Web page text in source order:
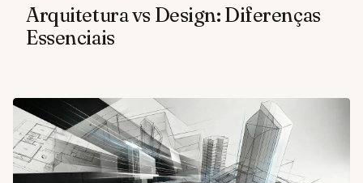
Arquitetura vs Design: Diferenças
Essenciais